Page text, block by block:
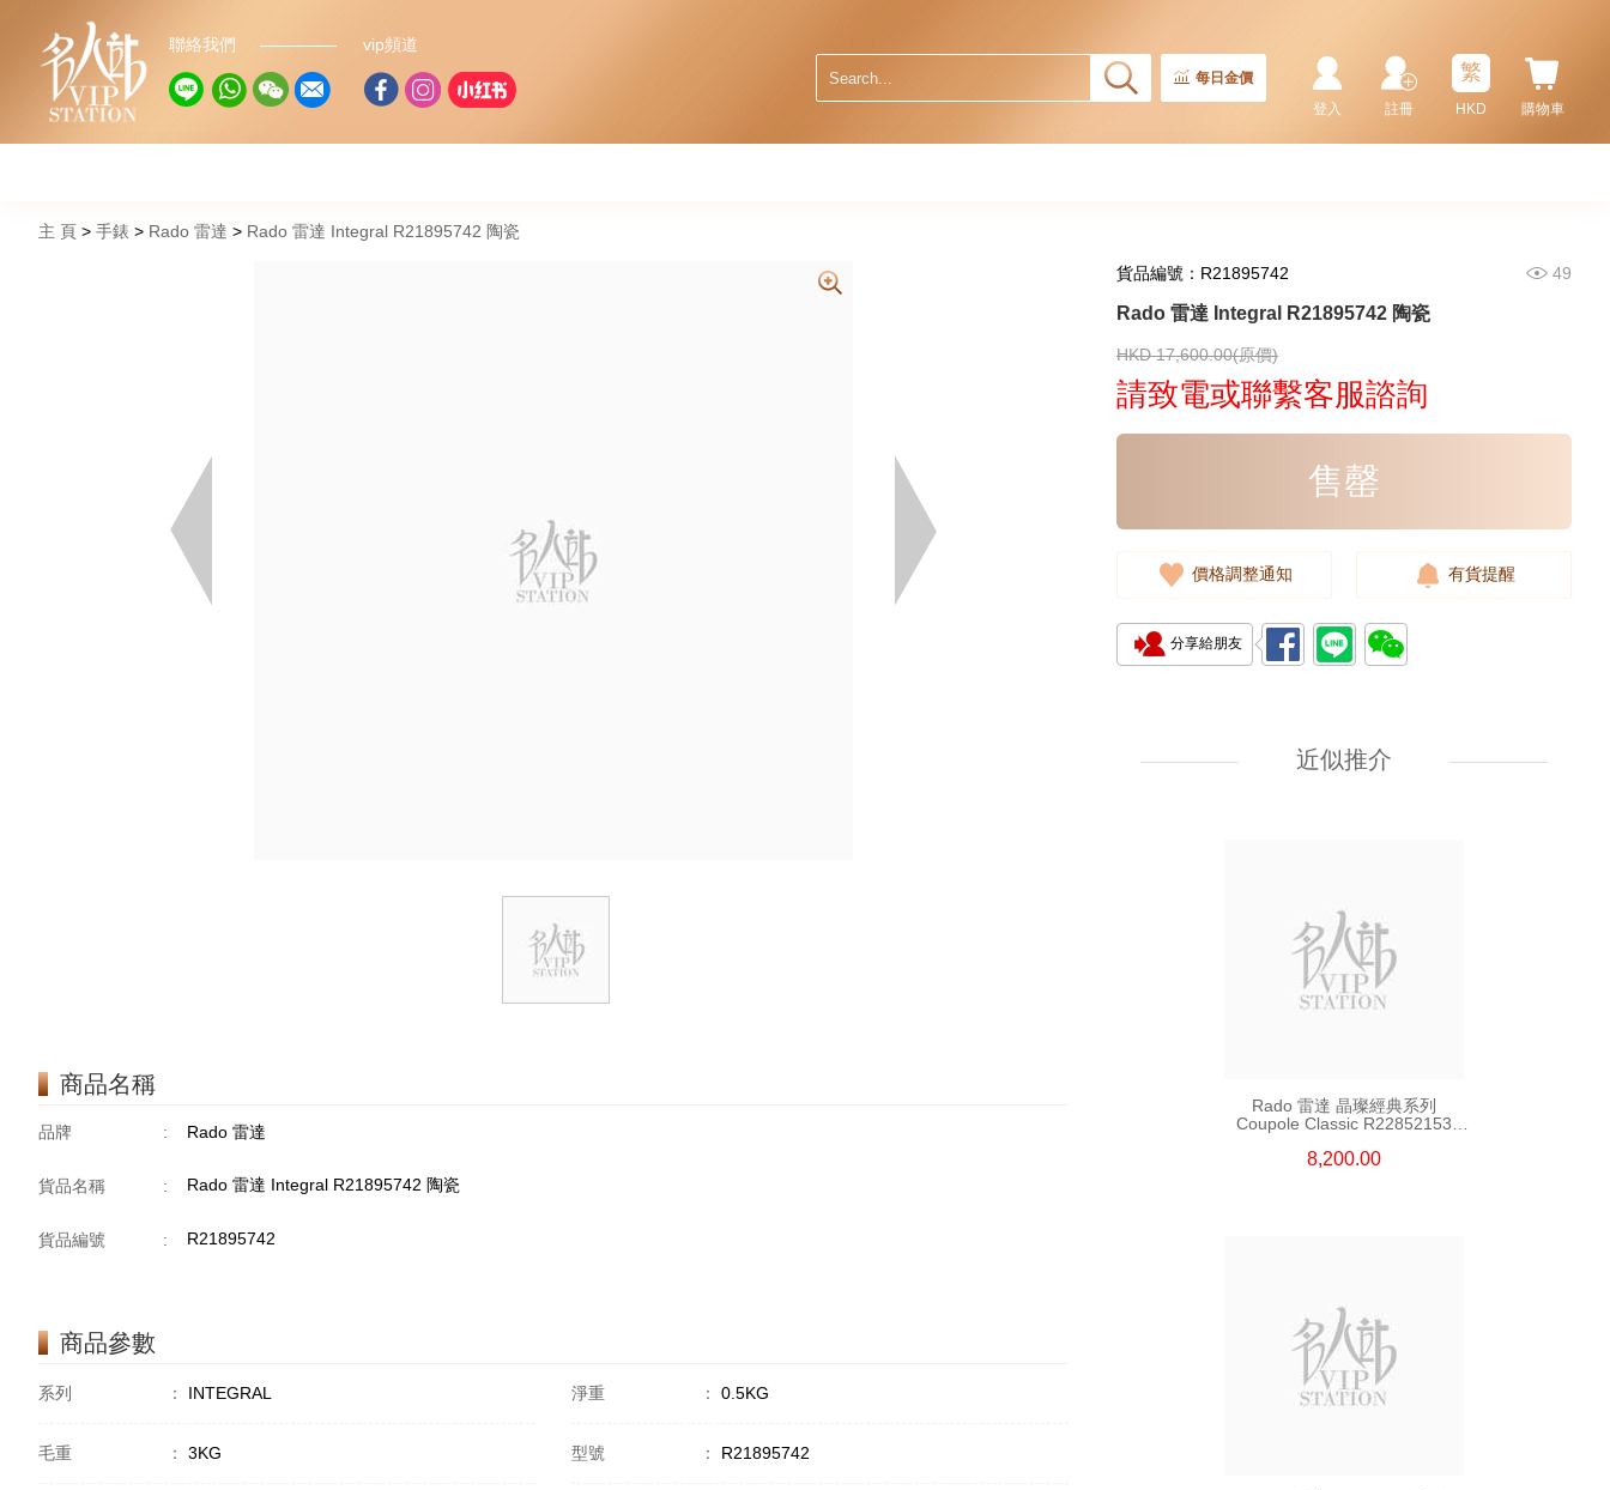
聯絡我們 vip頻道
每日金價
購物車
繁
HKD
註冊
登入
主 頁 手錶 Rado 雷達 Rado 雷達 Integral R21895742 陶瓷
商品名稱
品牌 : Rado 雷達
貨品名稱 : Rado 雷達 Integral R21895742 陶瓷
貨品編號 : R21895742
商品參數
系列 ： INTEGRAL 淨重 ： 0.5KG
毛重 ： 3KG 型號 ： R21895742
貨品編號：R21895742 49
Rado 雷達 Integral R21895742 陶瓷
HKD 17,600.00(原價)
請致電或聯繫客服諮詢
售罄
價格調整通知 有貨提醒
分享給朋友
近似推介
Rado 雷達 Integral R20486722
8,900.00
Rado 雷達 晶璨經典系列
Coupole Classic R22852153
8,200.00